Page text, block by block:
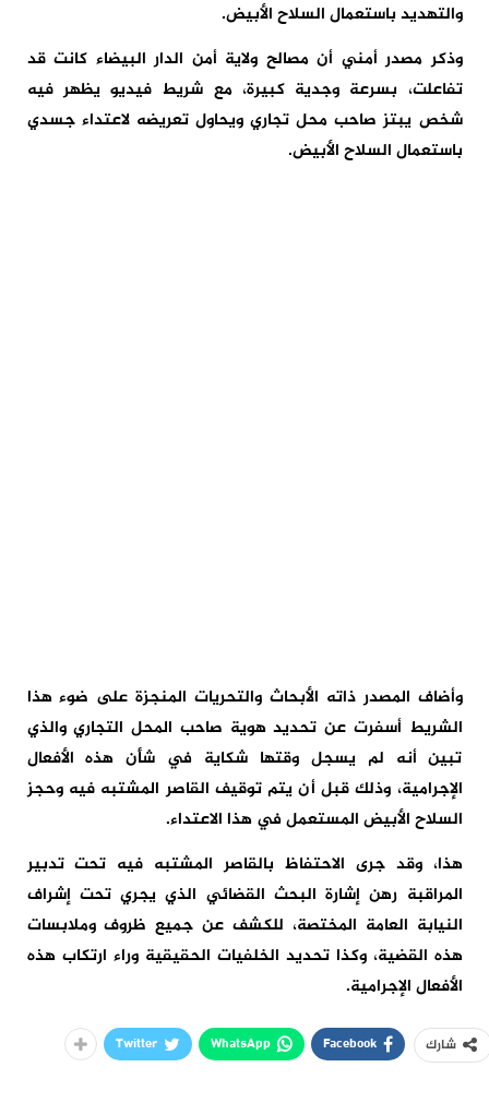
والتهديد باستعمال السلاح الأبيض.
وذكر مصدر أمني أن مصالح ولاية أمن الدار البيضاء كانت قد
تفاعلت، بسرعة وجدية كبيرة، مع شريط فيديو يظهر فيه
شخص يبتز صاحب محل تجاري ويحاول تعريضه لاعتداء جسدي
باستعمال السلاح الأبيض.
وأضاف المصدر ذاته الأبحاث والتحريات المنجزة على ضوء هذا
الشريط أسفرت عن تحديد هوية صاحب المحل التجاري والذي
تبين أنه لم يسجل وقتها شكاية في شأن هذه الأفعال
الإجرامية، وذلك قبل أن يتم توقيف القاصر المشتبه فيه وحجز
السلاح الأبيض المستعمل في هذا الاعتداء.
هذا، وقد جرى الاحتفاظ بالقاصر المشتبه فيه تحت تدبير
المراقبة رهن إشارة البحث القضائي الذي يجري تحت إشراف
النيابة العامة المختصة، للكشف عن جميع ظروف وملابسات
هذه القضية، وكذا تحديد الخلفيات الحقيقية وراء ارتكاب هذه
الأفعال الإجرامية.
شارك Facebook
WhatsApp
Twitter